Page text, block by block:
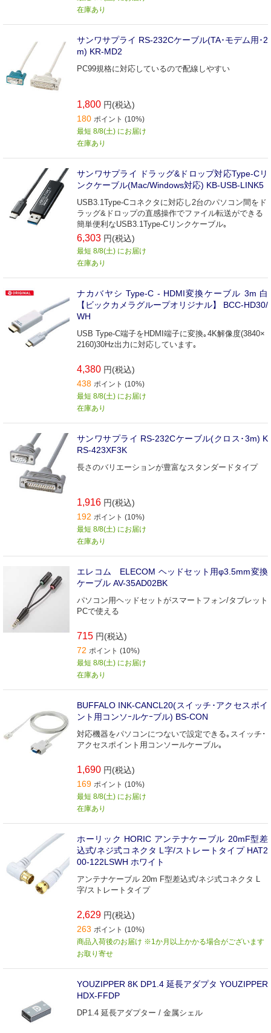
在庫あり
サンワサプライ RS-232Cケーブル(TA･モデム用･2
m) KR‐MD2
PC99規格に対応しているので配線しやすい
1,800 円(税込)
180 ポイント (10%)
最短 8/8(土) にお届け
在庫あり
サンワサプライ ドラッグ&ドロップ対応Type-Cリ
ンクケーブル(Mac/Windows対応) KB-USB-LINK5
USB3.1Type-Cコネクタに対応し2台のパソコン間をド
ラッグ&ドロップの直感操作でファイル転送ができる
簡単便利なUSB3.1Type-Cリンクケーブル｡
6,303 円(税込)
最短 8/8(土) にお届け
在庫あり
ナカバヤシ Type-C - HDMI変換ケーブル 3m 白
【ビックカメラグループオリジナル】 BCC-HD30/
WH
USB Type-C端子をHDMI端子に変換｡4K解像度(3840×
2160)30Hz出力に対応しています｡
4,380 円(税込)
438 ポイント (10%)
最短 8/8(土) にお届け
在庫あり
サンワサプライ RS-232Cケーブル(クロス･3m) K
RS‐423XF3K
長さのバリエーションが豊富なスタンダードタイプ
1,916 円(税込)
192 ポイント (10%)
最短 8/8(土) にお届け
在庫あり
エレコム ELECOM ヘッドセット用φ3.5mm変換
ケーブル AV-35AD02BK
パソコン用ヘッドセットがスマートフォン/タブレット
PCで使える
715 円(税込)
72 ポイント (10%)
最短 8/8(土) にお届け
在庫あり
BUFFALO INK-CANCL20(スイッチ･アクセスポイ
ント用コンソｰルケｰブル) BS-CON
対応機器をパソコンにつないで設定できる｡スイッチ･
アクセスポイント用コンソールケーブル｡
1,690 円(税込)
169 ポイント (10%)
最短 8/8(土) にお届け
在庫あり
ホーリック HORIC アンテナケーブル 20mF型差
込式/ネジ式コネクタ L字/ストレートタイプ HAT2
00-122LSWH ホワイト
アンテナケーブル 20m F型差込式/ネジ式コネクタ L
字/ストレートタイプ
2,629 円(税込)
263 ポイント (10%)
商品入荷後のお届け ※1か月以上かかる場合がございます
お取り寄せ
YOUZIPPER 8K DP1.4 延長アダプタ YOUZIPPER
HDX-FFDP
DP1.4 延長アダプター / 金属シェル